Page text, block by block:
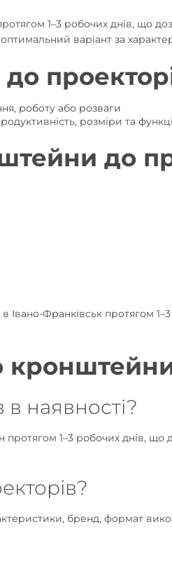
1–3 робочих днів, що
варіант за
роботу або розваги
розміри та
до
Франківськ протягом
наявності?
1–3 робочих днів,
бренд, формат